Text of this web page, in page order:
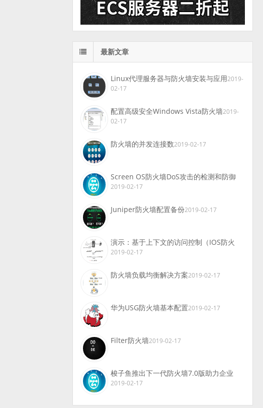
最新文章
Linux代理服务器与防火墙安装与应用2019-
02-17
配置高级安全Windows Vista防火墙2019-
02-17
防火墙的并发连接数2019-02-17
Screen OS防火墙DoS攻击的检测和防御
2019-02-17
Juniper防火墙配置备份2019-02-17
演示：基于上下文的访问控制（IOS防火
2019-02-17
防火墙负载均衡解决方案2019-02-17
华为USG防火墙基本配置2019-02-17
Filter防火墙2019-02-17
梭子鱼推出下一代防火墙7.0版助力企业
2019-02-17